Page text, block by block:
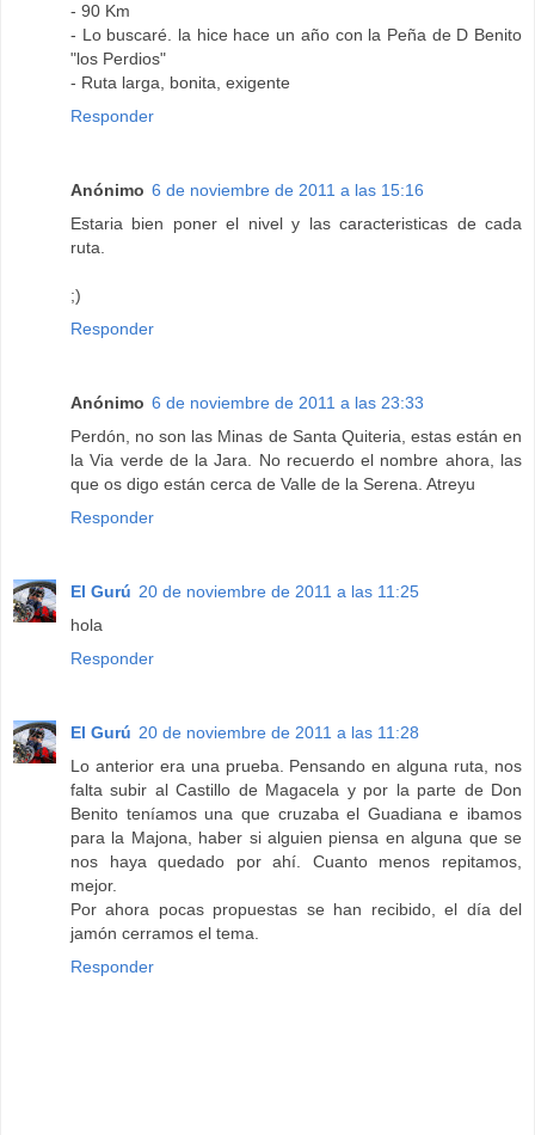
- 90 Km
- Lo buscaré. la hice hace un año con la Peña de D Benito
"los Perdios"
- Ruta larga, bonita, exigente
Responder
Anónimo 6 de noviembre de 2011 a las 15:16
Estaria bien poner el nivel y las caracteristicas de cada
ruta.
;)
Responder
Anónimo 6 de noviembre de 2011 a las 23:33
Perdón, no son las Minas de Santa Quiteria, estas están en
la Via verde de la Jara. No recuerdo el nombre ahora, las
que os digo están cerca de Valle de la Serena. Atreyu
Responder
El Gurú 20 de noviembre de 2011 a las 11:25
hola
Responder
El Gurú 20 de noviembre de 2011 a las 11:28
Lo anterior era una prueba. Pensando en alguna ruta, nos
falta subir al Castillo de Magacela y por la parte de Don
Benito teníamos una que cruzaba el Guadiana e ibamos
para la Majona, haber si alguien piensa en alguna que se
nos haya quedado por ahí. Cuanto menos repitamos,
mejor.
Por ahora pocas propuestas se han recibido, el día del
jamón cerramos el tema.
Responder